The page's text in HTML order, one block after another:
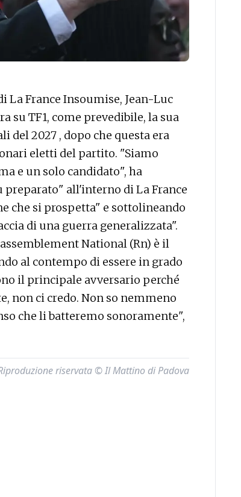
La France Insoumise, Jean-Luc
su TF1, come prevedibile, la sua
del 2027 , dopo che questa era
eletti del partito. "Siamo
e un solo candidato", ha
all'interno di La France
che si prospetta" e sottolineando
di una guerra generalizzata".
National (Rn) è il
al contempo di essere in grado
il principale avversario perché
non ci credo. Non so nemmeno
che li batteremo sonoramente",
riservata © Il Mattino di Padova